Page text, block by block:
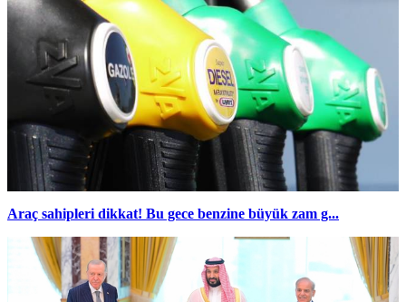
Araç sahipleri dikkat! Bu gece benzine büyük zam g...